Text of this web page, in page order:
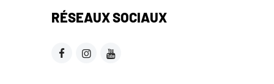
RÉSEAUX SOCIAUX